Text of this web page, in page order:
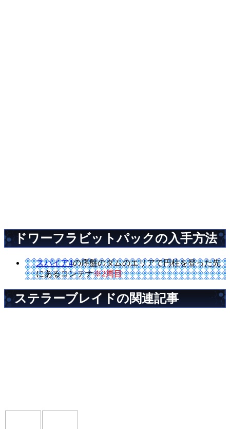
ドワーフラビットパックの入手方法
スパイア4の序盤のダムのエリアで円柱を登った先
にあるコンテナ※2周目
ステラーブレイドの関連記事